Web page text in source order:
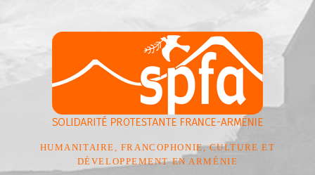
HUMANITAIRE, FRANCOPHONIE, CULTURE ET
DÉVELOPPEMENT EN ARMÉNIE